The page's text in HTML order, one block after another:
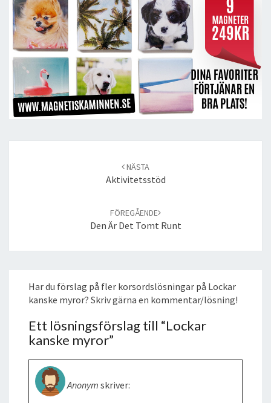
NÄSTA
Aktivitetsstöd
FÖREGÅENDE
Den Är Det Tomt Runt
Har du förslag på fler korsordslösningar på Lockar
kanske myror? Skriv gärna en kommentar/lösning!
Ett lösningsförslag till “Lockar
kanske myror”
Anonym skriver: